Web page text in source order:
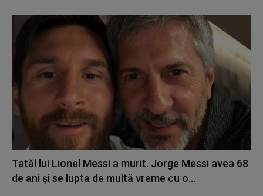
Tatăl lui Lionel Messi a murit. Jorge Messi avea 68
de ani și se lupta de multă vreme cu o...